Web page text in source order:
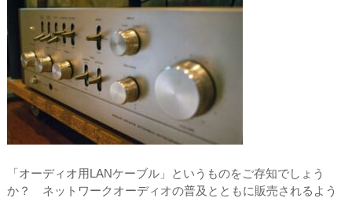
「オーディオ用LANケーブル」というものをご存知でしょう
か？ ネットワークオーディオの普及とともに販売されるよう